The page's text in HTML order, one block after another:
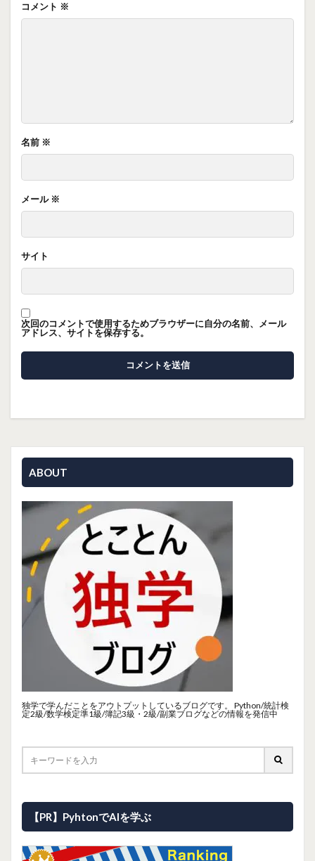
コメント ※
名前 ※
メール ※
サイト
次回のコメントで使用するためブラウザーに自分の名前、メール
アドレス、サイトを保存する。
ABOUT
独学で学んだことをアウトプットしているブログです。 Python/統計検
定2級/数学検定準1級/簿記3級・2級/副業ブログなどの情報を発信中
【PR】PyhtonでAIを学ぶ